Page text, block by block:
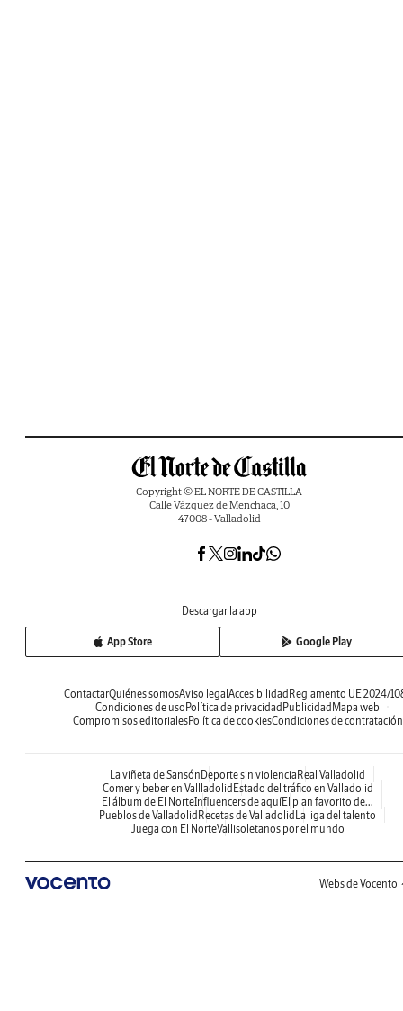
Copyright © EL NORTE DE CASTILLA
Calle Vázquez de Menchaca, 10
47008 - Valladolid
Descargar la app
App Store Google Play
ContactarQuiénes somosAviso legalAccesibilidadReglamento UE 2024/
Condiciones de usoPolítica de privacidadPublicidadMapa web
Compromisos editorialesPolítica de cookiesCondiciones de contratación
La viñeta de SansónDeporte sin violenciaReal Valladolid
Comer y beber en VallladolidEstado del tráfico en Valladolid
El álbum de El NorteInfluencers de aquíEl plan favorito de...
Pueblos de ValladolidRecetas de ValladolidLa liga del talento
Juega con El NorteVallisoletanos por el mundo
Webs de Vocento